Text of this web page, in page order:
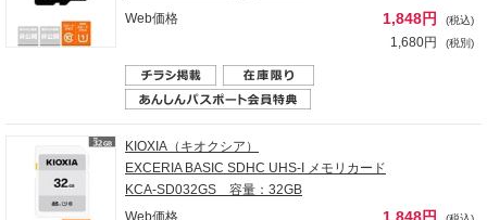
Web価格
1,848円 (税込)
1,680円 (税別)
KIOXIA（キオクシア）
EXCERIA BASIC SDHC UHS-I メモリカード
KCA-SD032GS 容量：32GB
Web価格
1,848円